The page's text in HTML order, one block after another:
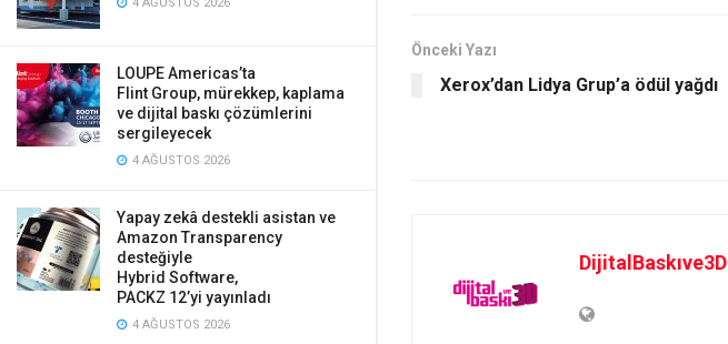
LOUPE Americas’ta
Flint Group, mürekkep, kaplama
ve dijital baskı çözümlerini
sergileyecek
4 AĞUSTOS 2026
Yapay zekâ destekli asistan ve
Amazon Transparency
desteğiyle
Hybrid Software,
PACKZ 12’yi yayınladı
4 AĞUSTOS 2026
Önceki Yazı
Xerox’dan Lidya Grup’a ödül yağdı
DijitalBaskıve3D